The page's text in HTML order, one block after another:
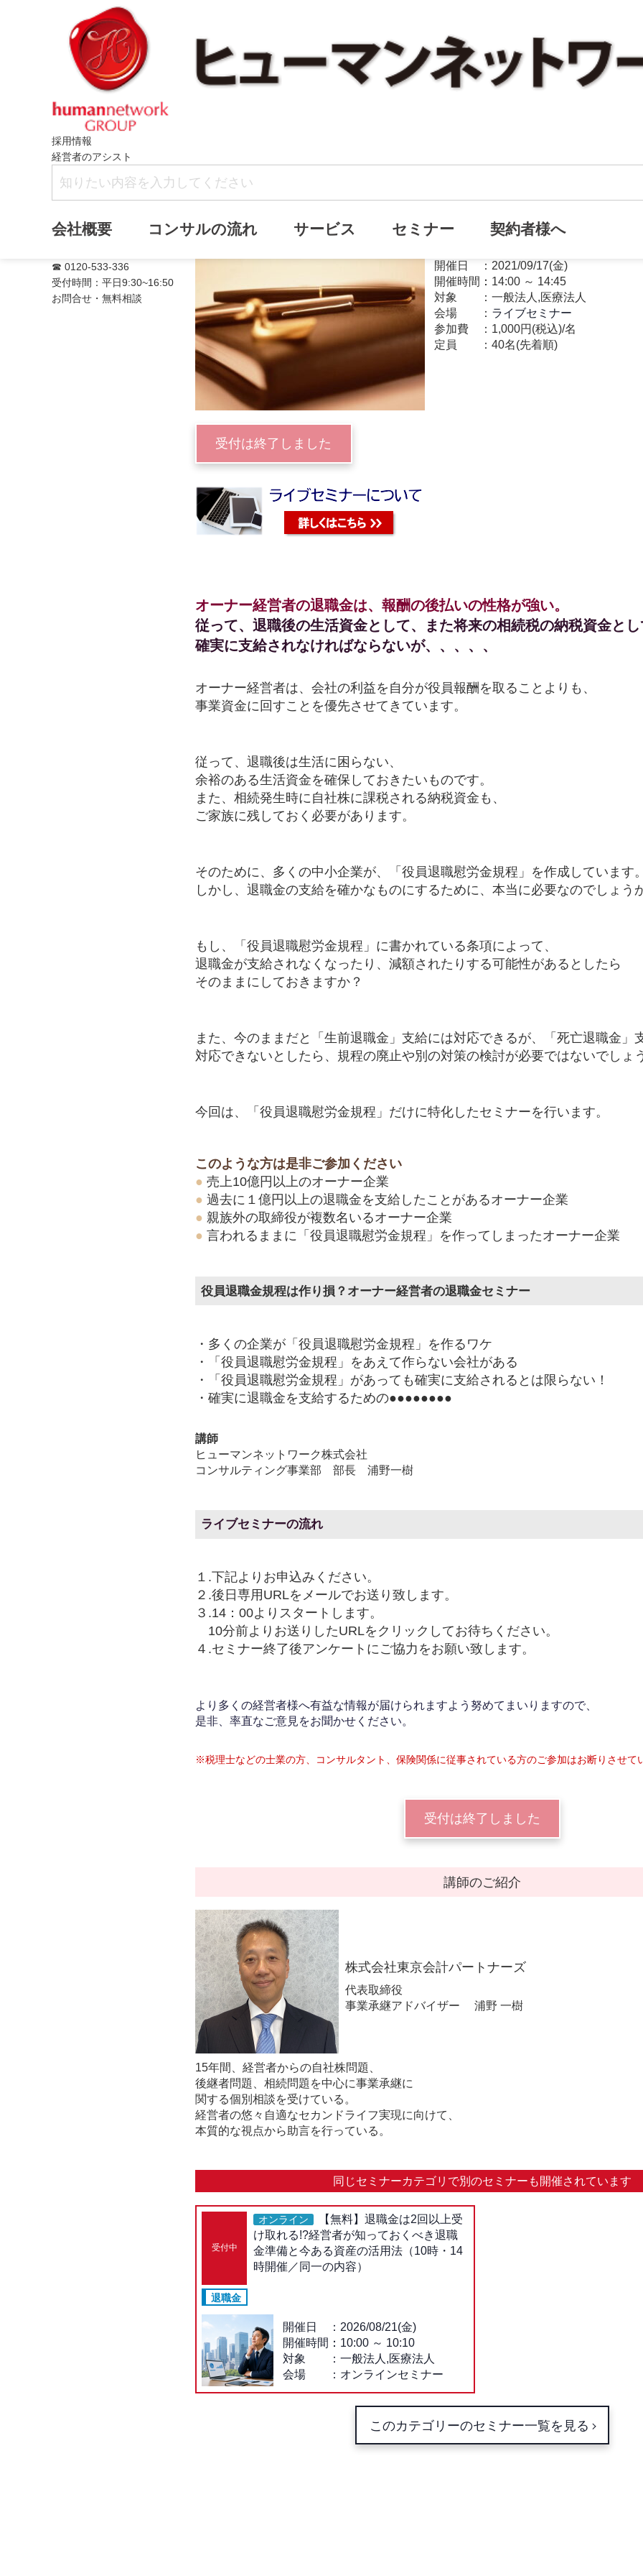
採用情報
経営者のアシスト
会社概要 コンサルの流れ サービス セミナー 契約者様へ
☎ 0120-533-336
受付時間：平日9:30~16:50
お問合せ・無料相談
満席
オーナー経営者の退職金セミナー
開催日
2021/09/17(金)
開催時間： 14:00 ～ 14:45
対象
一般法人,医療法人
会場
ライブセミナー
参加費
1,000円(税込)/名
定員
40名(先着順)
受付は終了しました
オーナー経営者の退職金は、報酬の後払いの性格が強い。
従って、退職後の生活資金として、また将来の相続税の納税資金と
確実に支給されなければならないが、、、、、
オーナー経営者は、会社の利益を自分が役員報酬を取ることよりも、
事業資金に回すことを優先させてきています。
従って、退職後は生活に困らない、
余裕のある生活資金を確保しておきたいものです。
また、相続発生時に自社株に課税される納税資金も、
ご家族に残しておく必要があります。
そのために、多くの中小企業が、「役員退職慰労金規程」を作成しています
しかし、退職金の支給を確かなものにするために、本当に必要なのでしょう
もし、「役員退職慰労金規程」に書かれている条項によって、
退職金が支給されなくなったり、減額されたりする可能性があるとしたら
そのままにしておきますか？
また、今のままだと「生前退職金」支給には対応できるが、「死亡退職金」
対応できないとしたら、規程の廃止や別の対策の検討が必要ではないでしょ
今回は、「役員退職慰労金規程」だけに特化したセミナーを行います。
このような方は是非ご参加ください
● 売上10億円以上のオーナー企業
● 過去に１億円以上の退職金を支給したことがあるオーナー企業
● 親族外の取締役が複数名いるオーナー企業
● 言われるままに「役員退職慰労金規程」を作ってしまったオーナー企業
役員退職金規程は作り損？オーナー経営者の退職金セミナー
・多くの企業が「役員退職慰労金規程」を作るワケ
・「役員退職慰労金規程」をあえて作らない会社がある
・「役員退職慰労金規程」があっても確実に支給されるとは限らない！
・確実に退職金を支給するための●●●●●●●●
講師
ヒューマンネットワーク株式会社
コンサルティング事業部 部長 浦野一樹
ライブセミナーの流れ
１.下記よりお申込みください。
２.後日専用URLをメールでお送り致します。
３.14：00よりスタートします。
10分前よりお送りしたURLをクリックしてお待ちください。
４.セミナー終了後アンケートにご協力をお願い致します。
より多くの経営者様へ有益な情報が届けられますよう努めてまいりますので、
是非、率直なご意見をお聞かせください。
※税理士などの士業の方、コンサルタント、保険関係に従事されている方のご参加はお断りさせて
受付は終了しました
講師のご紹介
株式会社東京会計パートナーズ
代表取締役
事業承継アドバイザー 浦野 一樹
15年間、経営者からの自社株問題、
後継者問題、相続問題を中心に事業承継に
関する個別相談を受けている。
経営者の悠々自適なセカンドライフ実現に向けて、
本質的な視点から助言を行っている。
同じセミナーカテゴリで別のセミナーも開催されています
受付中
オンライン
【無料】退職金は2回以上受
け取れる!?経営者が知っておくべき退職
金準備と今ある資産の活用法（10時・14
時開催／同一の内容）
退職金
開催日
2026/08/21(金)
開催時間： 10:00 ～ 10:10
対象
一般法人,医療法人
会場
オンラインセミナー
このカテゴリーのセミナー一覧を見る